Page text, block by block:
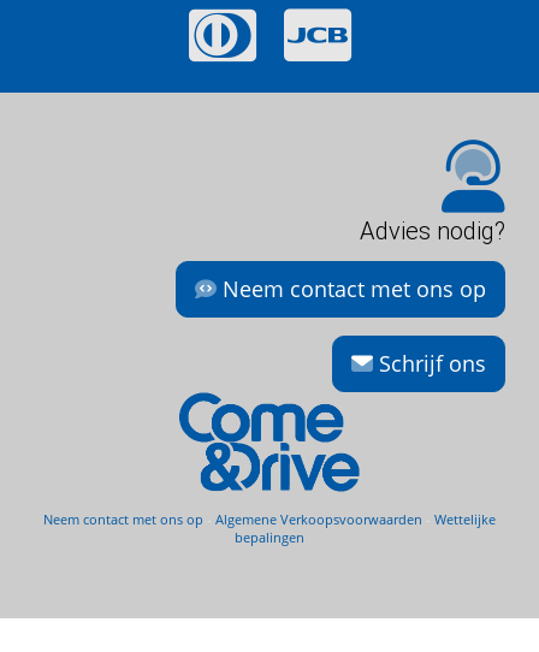
Advies nodig?
Neem contact met ons op
Schrijf ons
Neem contact met ons op Algemene Verkoopsvoorwaarden
Wettelijke
bepalingen